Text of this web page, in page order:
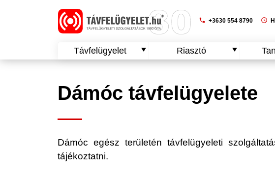
phone +3630 554 8790 schedule
Távfelügyelet Riasztó
Dámóc távfelügyelete
Dámóc egész területén távfelügyeleti
tájékoztatni.